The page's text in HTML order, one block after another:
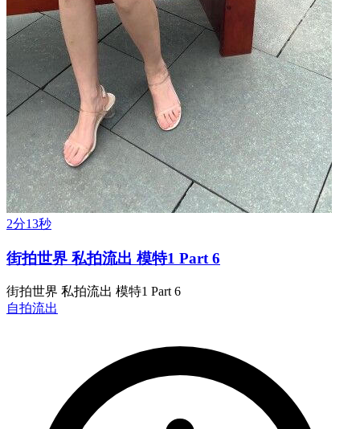
2分13秒
街拍世界 私拍流出 模特1 Part 6
街拍世界 私拍流出 模特1 Part 6
自拍流出